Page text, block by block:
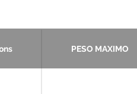
PESO MAXIMO